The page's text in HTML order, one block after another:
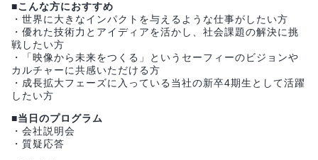
■こんな方におすすめ
・世界に大きなインパクトを与えるような仕事がしたい方
・優れた技術力とアイディアを活かし、社会課題の解決に挑
戦したい方
・「映像から未来をつくる」というセーフィーのビジョンや
カルチャーに共感いただける方
・成長拡大フェーズに入っている当社の新卒4期生として活躍
したい方
■当日のプログラム
・会社説明会
・質疑応答